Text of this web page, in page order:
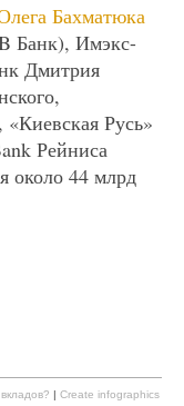
Бахматюка
Банк), Имэкс-
Дмитрия
Русь»
Рейниса
около 44 млрд
| Create infographics